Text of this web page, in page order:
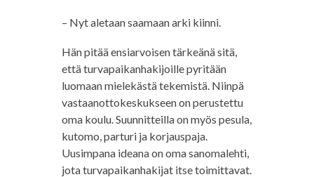
– Nyt aletaan saamaan arki kiinni.
Hän pitää ensiarvoisen tärkeänä sitä,
että turvapaikanhakijoille pyritään
luomaan mielekästä tekemistä. Niinpä
vastaanottokeskukseen on perustettu
oma koulu. Suunnitteilla on myös pesula,
kutomo, parturi ja korjauspaja.
Uusimpana ideana on oma sanomalehti,
jota turvapaikanhakijat itse toimittavat.